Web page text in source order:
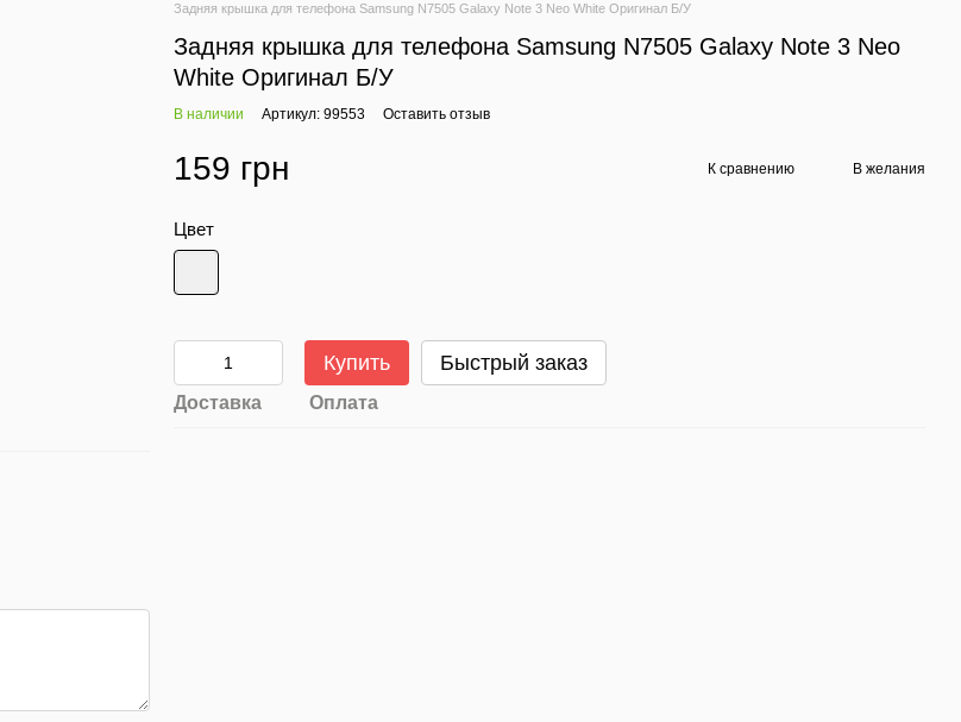
Задняя крышка для телефона Samsung N7505 Galaxy Note 3 Neo White Оригинал Б/У
Задняя крышка для телефона Samsung N7505 Galaxy Note 3 Neo
White Оригинал Б/У
В наличии Артикул: 99553 Оставить отзыв
159 грн К сравнению В желания
Цвет
Купить Быстрый заказ
Доставка Оплата